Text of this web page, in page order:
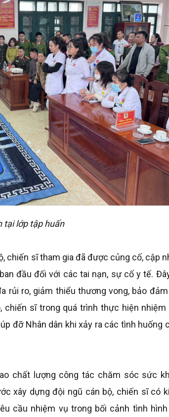
tại lớp tập huấn
chiến sĩ tham gia đã được củng cố, cập
đầu đối với các tai nạn, sự cố y tế.
rủi ro, giảm thiểu thương vong, bảo đảm
sĩ trong quá trình thực hiện nhiệm
đỡ Nhân dân khi xảy ra các tình huống
chất lượng công tác chăm sóc sức
xây dựng đội ngũ cán bộ, chiến sĩ có
cầu nhiệm vụ trong bối cảnh tình hình